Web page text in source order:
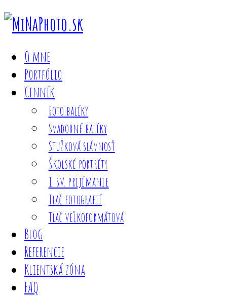
O mne
Portfólio
Cenník
Foto balíky
Svadobné balíky
Stužková slávnosť
Školské portréty
1. sv. prijímanie
Tlač fotografií
Tlač veľkoformátová
Blog
Referencie
Klientská zóna
FAQ